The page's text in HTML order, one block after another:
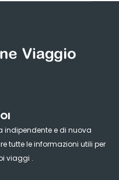
indipendente e di nuova
tutte le informazioni utili per
viaggi .